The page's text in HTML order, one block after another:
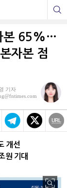
본 65%…
자본 점
기자
개선
원 기대